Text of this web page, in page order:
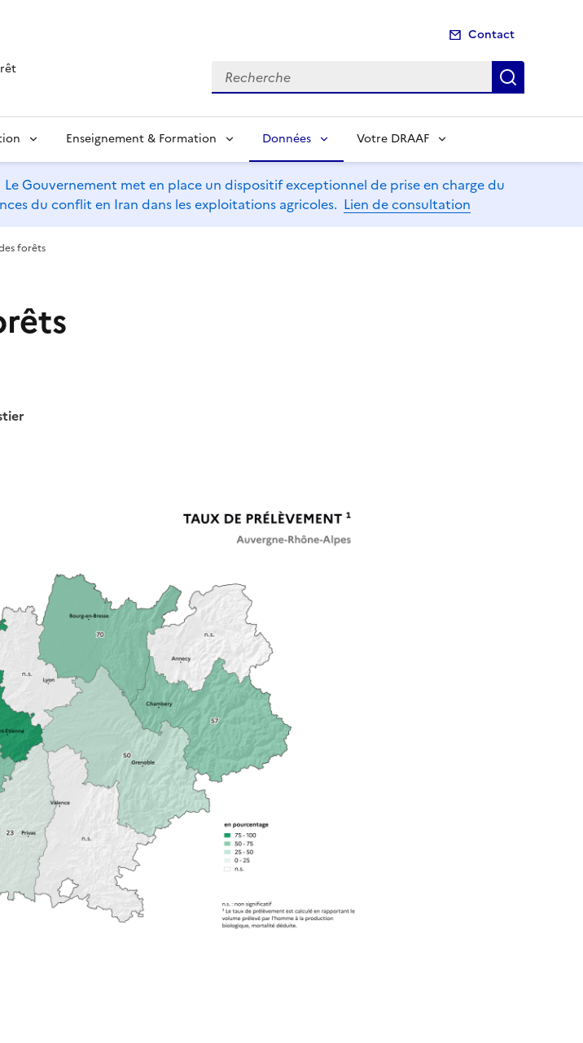
Contact
Recherche
Enseignement & Formation Données Votre DRAAF
Le Gouvernement met en place un dispositif exceptionnel de prise en charge du
du conflit en Iran dans les exploitations agricoles. Lien de consultation
forêts